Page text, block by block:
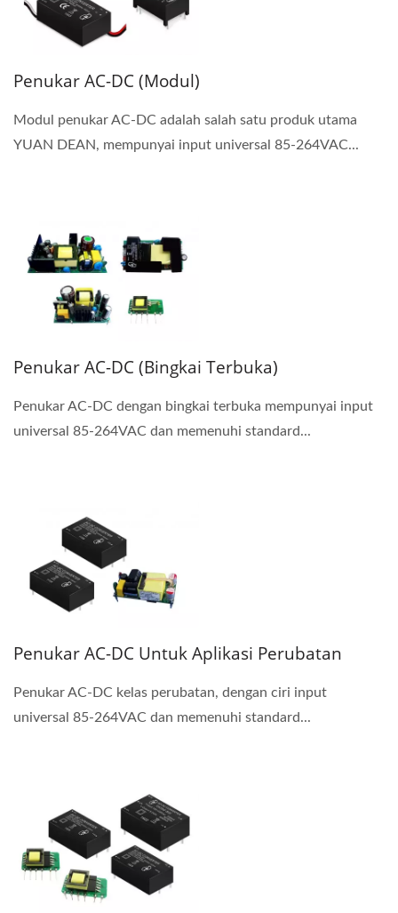
Penukar AC-DC (Modul)
Modul penukar AC-DC adalah salah satu produk utama
YUAN DEAN, mempunyai input universal 85-264VAC...
Penukar AC-DC (Bingkai Terbuka)
Penukar AC-DC dengan bingkai terbuka mempunyai input
universal 85-264VAC dan memenuhi standard...
Penukar AC-DC Untuk Aplikasi Perubatan
Penukar AC-DC kelas perubatan, dengan ciri input
universal 85-264VAC dan memenuhi standard...